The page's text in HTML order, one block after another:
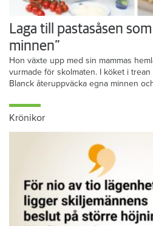
Laga till pastasåsen
minnen”
Hon växte upp med sin mammas
vurmade för skolmaten. I köket i
Blanck återuppväcka egna minnen
Krönikor